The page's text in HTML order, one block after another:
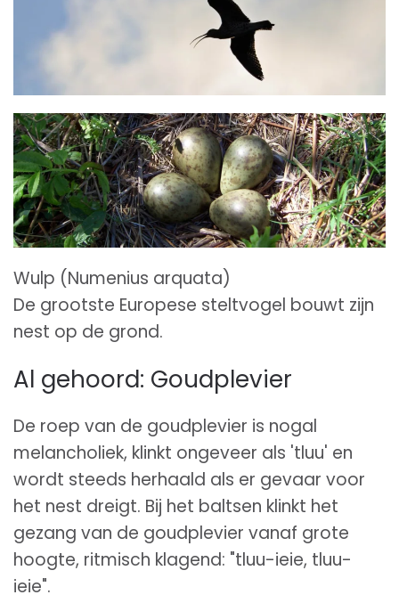
Wulp (Numenius arquata)
De grootste Europese steltvogel bouwt zijn
nest op de grond.
Al gehoord: Goudplevier
De roep van de goudplevier is nogal
melancholiek, klinkt ongeveer als 'tluu' en
wordt steeds herhaald als er gevaar voor
het nest dreigt. Bij het baltsen klinkt het
gezang van de goudplevier vanaf grote
hoogte, ritmisch klagend: "tluu-ieie, tluu-
ieie".